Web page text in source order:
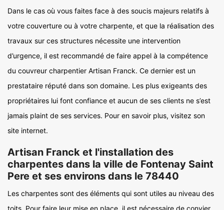
Dans le cas où vous faites face à des soucis majeurs relatifs à
votre couverture ou à votre charpente, et que la réalisation des
travaux sur ces structures nécessite une intervention
d’urgence, il est recommandé de faire appel à la compétence
du couvreur charpentier Artisan Franck. Ce dernier est un
prestataire réputé dans son domaine. Les plus exigeants des
propriétaires lui font confiance et aucun de ses clients ne s’est
jamais plaint de ses services. Pour en savoir plus, visitez son
site internet.
Artisan Franck et l'installation des
charpentes dans la ville de Fontenay Saint
Pere et ses environs dans le 78440
Les charpentes sont des éléments qui sont utiles au niveau des
toits. Pour faire leur mise en place, il est nécessaire de convier